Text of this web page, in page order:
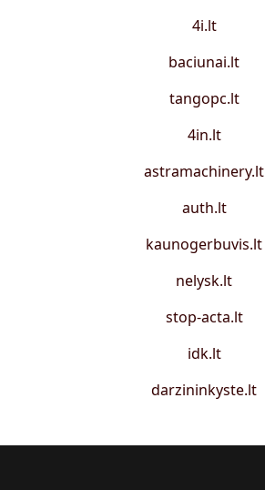
4i.lt
baciunai.lt
tangopc.lt
4in.lt
astramachinery.lt
auth.lt
kaunogerbuvis.lt
nelysk.lt
stop-acta.lt
idk.lt
darzininkyste.lt